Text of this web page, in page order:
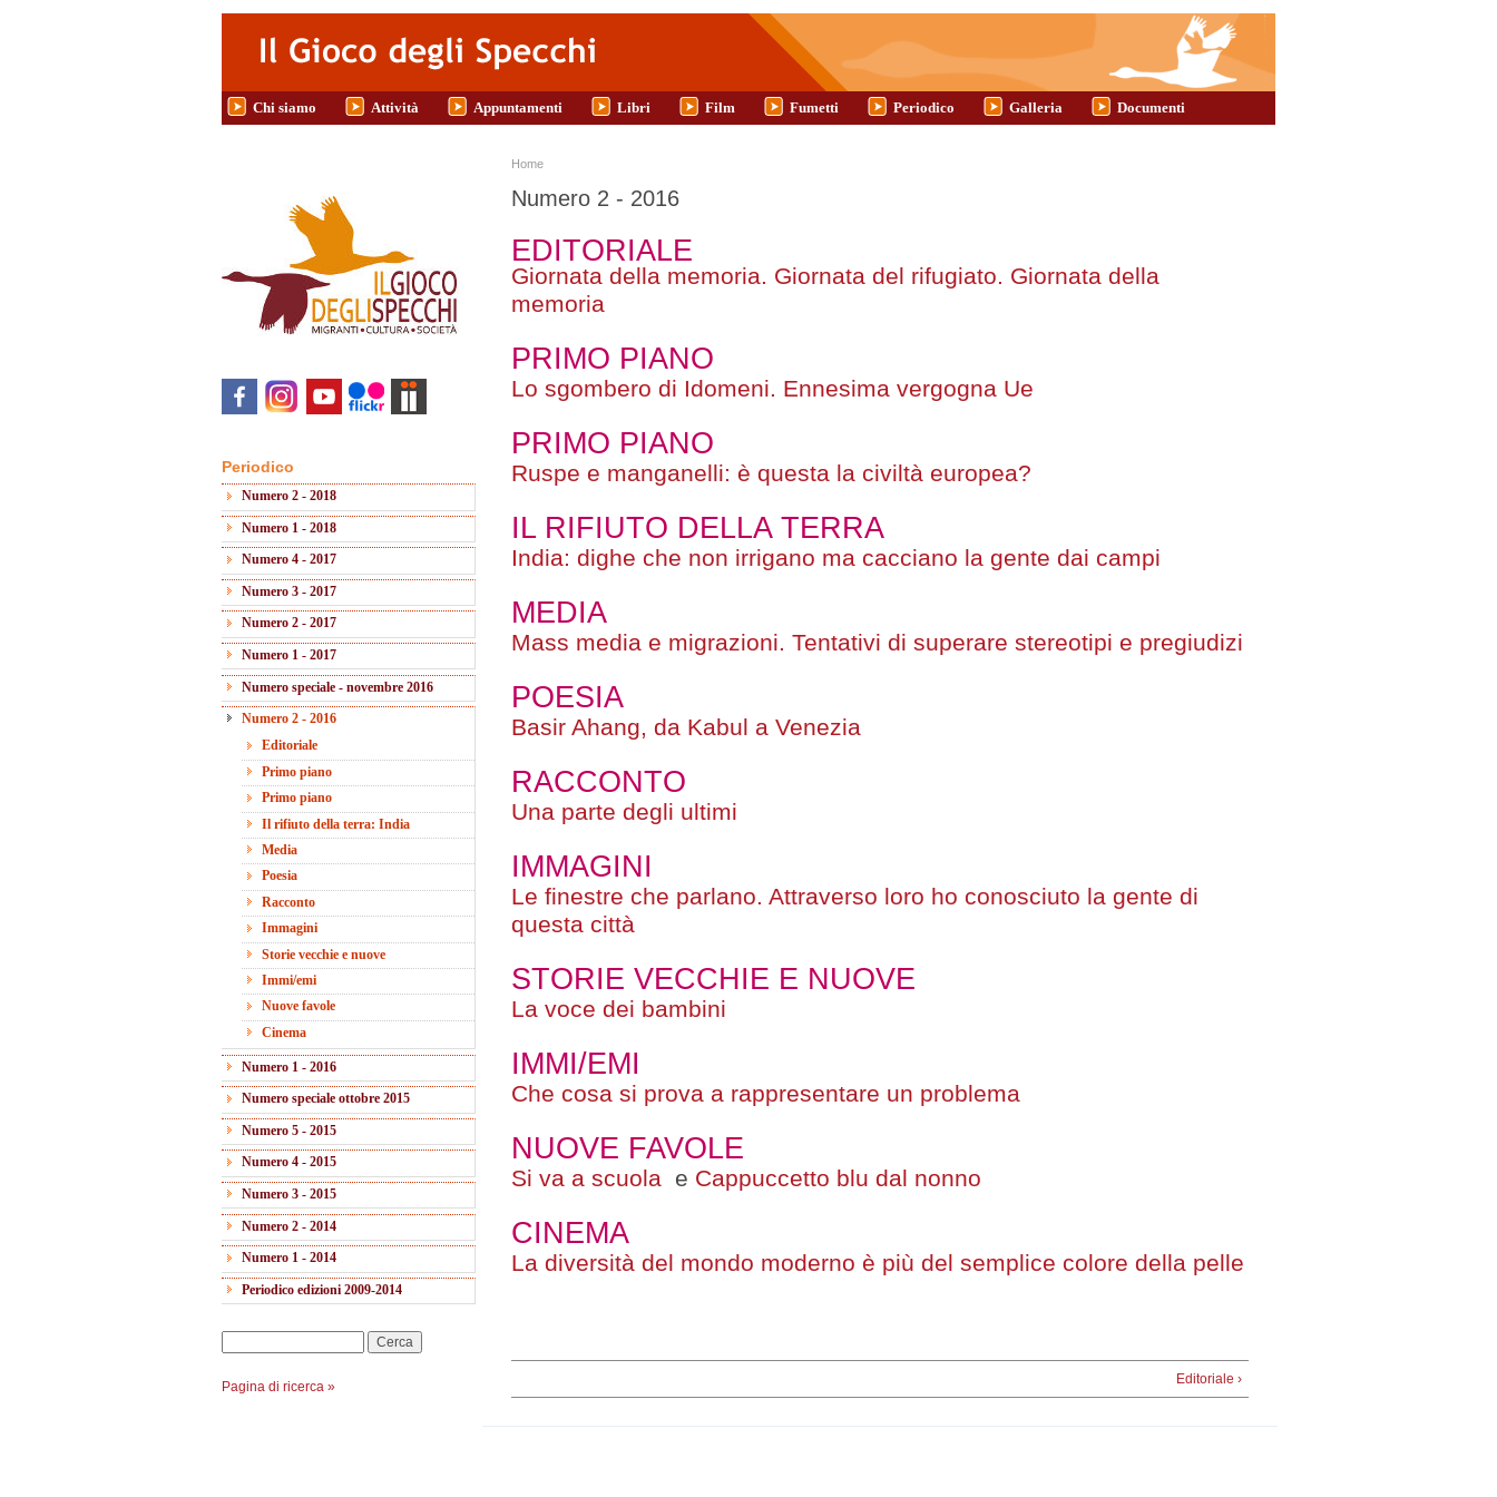
Chi siamo Attività Appuntamenti Libri Film Fumetti Periodico Galleria Documenti
Periodico
Numero 2 - 2018
Numero 1 - 2018
Numero 4 - 2017
Numero 3 - 2017
Numero 2 - 2017
Numero 1 - 2017
Numero speciale - novembre 2016
Numero 2 - 2016
Editoriale
Primo piano
Primo piano
Il rifiuto della terra: India
Media
Poesia
Racconto
Immagini
Storie vecchie e nuove
Immi/emi
Nuove favole
Cinema
Numero 1 - 2016
Numero speciale ottobre 2015
Numero 5 - 2015
Numero 4 - 2015
Numero 3 - 2015
Numero 2 - 2014
Numero 1 - 2014
Periodico edizioni 2009-2014
Pagina di ricerca »
Tu sei qui
Home
Numero 2 - 2016
EDITORIALE
Giornata della memoria. Giornata del rifugiato. Giornata della
memoria
PRIMO PIANO
Lo sgombero di Idomeni. Ennesima vergogna Ue
PRIMO PIANO
Ruspe e manganelli: è questa la civiltà europea?
IL RIFIUTO DELLA TERRA
India: dighe che non irrigano ma cacciano la gente dai campi
MEDIA
Mass media e migrazioni. Tentativi di superare stereotipi e pregiudizi
POESIA
Basir Ahang, da Kabul a Venezia
RACCONTO
Una parte degli ultimi
IMMAGINI
Le finestre che parlano. Attraverso loro ho conosciuto la gente di
questa città
STORIE VECCHIE E NUOVE
La voce dei bambini
IMMI/EMI
Che cosa si prova a rappresentare un problema
NUOVE FAVOLE
Si va a scuola e Cappuccetto blu dal nonno
CINEMA
La diversità del mondo moderno è più del semplice colore della pelle
Editoriale ›